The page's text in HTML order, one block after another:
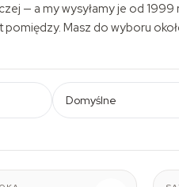
— a my wysyłamy je od
pomiędzy. Masz do wyboru
Domyślne